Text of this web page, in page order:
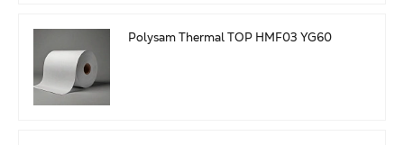
Polysam Thermal TOP HMF03 YG60